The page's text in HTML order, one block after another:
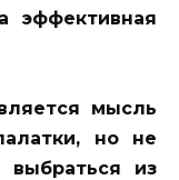
эффективная
мысль
но не
из